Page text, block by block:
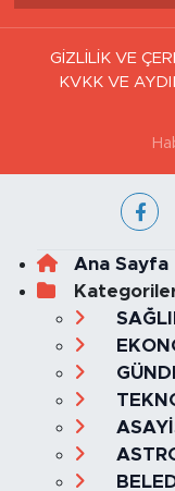
GİZLİLİK VE
KVKK VE
Ana Sayfa